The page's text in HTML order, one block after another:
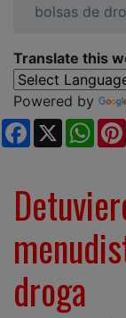
bolsas de
Translate this
Powered by
Facebook
X
droga